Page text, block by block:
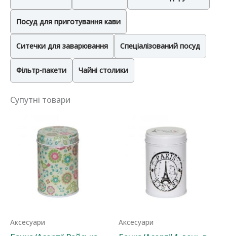
Посуд для приготування кави
Ситечки для заварювання Спеціалізований посуд
Фільтр-пакети Чайні столики
Супутні товари
Аксесуари Аксесуари